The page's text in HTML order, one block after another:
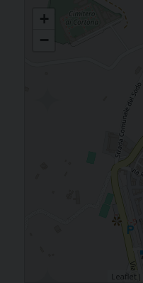
VICARIATO CORTONA -
+
−
Leaflet |